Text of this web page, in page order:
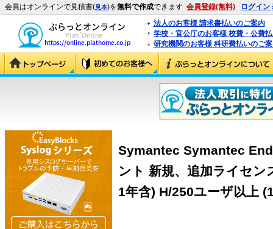
会員はオンラインで見積書(見本)を無料で作成できます 会員登録(無料) ログイン
法人のお客様 請求書払いのご案内
学校・官公庁のお客様 校費・公費
研究機関のお客様 科研費払いのご
Symantec Symantec
ント 新規、追加ライセ
1年含) H/250ユーザ以上